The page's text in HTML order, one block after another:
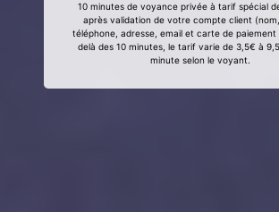
10 minutes de voyance privée à tarif spécial
après validation de votre compte client (nom,
téléphone, adresse, email et carte de paiement
delà des 10 minutes, le tarif varie de 3,5€ à
minute selon le voyant.